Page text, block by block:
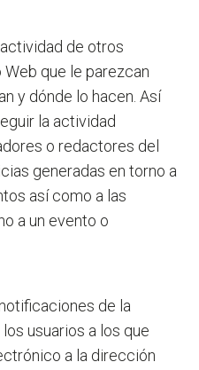
de otros
que le parezcan
y dónde lo hacen. Así
la actividad
o redactores del
generadas en torno a
así como a las
a un evento o
de la
usuarios a los que
a la dirección